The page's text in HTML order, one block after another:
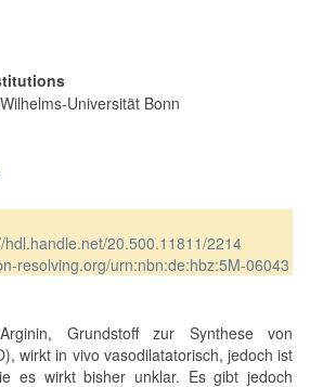
Universität Bonn
hdl.handle.net/20.500.11811/2214
resolving.org/urn:nbn:de:hbz:5M-06043
Grundstoff zur Synthese von
wirkt in vivo vasodilatatorisch, jedoch ist
es wirkt bisher unklar. Es gibt jedoch